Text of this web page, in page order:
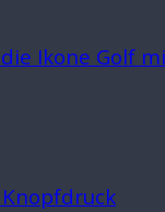
Ikone Golf